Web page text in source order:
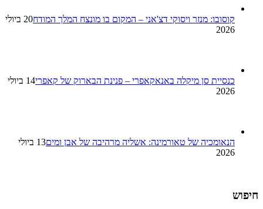
קוסובו: מנזר ויסוקי דצ'אני – המקום בו מונצח המלך המודח
20 ביולי
2026
כנסיית סן מיקלה באנאקאפרי – פנינת הבארוק של קאפרי
14 ביולי
2026
הנאומכיה של טאורמינה: אשליה מרהיבה של אבן ומים
13 ביולי
2026
חיפוש